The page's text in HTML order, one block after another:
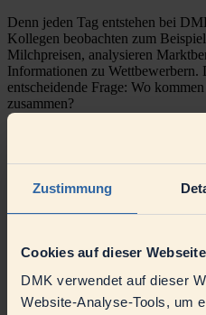
Zustimmung
Cookies auf dieser Webseite
DMK verwendet auf dieser
Website-Analyse-Tools, um
Denn jeden Tag entstehen bei
Kollegen beobachten zum
Milchpreisen, analysieren
Informationen zu Wettbewerbern.
entscheidende Frage: Wo
zusammen?